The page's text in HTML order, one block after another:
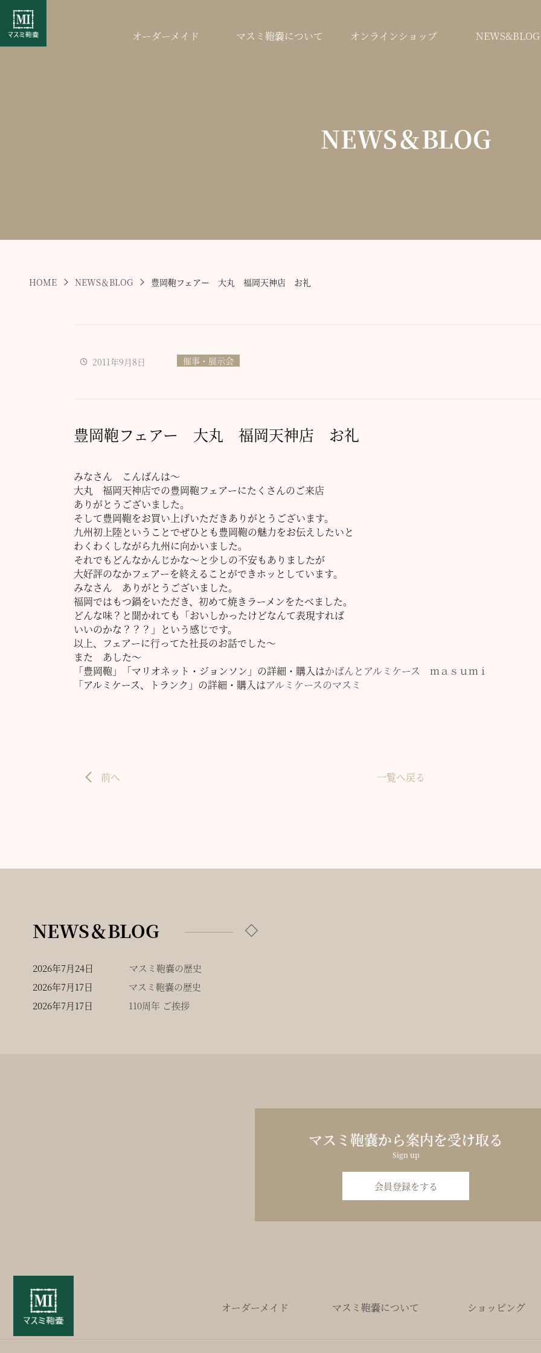
オーダーメイド マスミ鞄嚢について オンラインショップ NEWS&BLOG
NEWS＆BLOG
HOME NEWS＆BLOG 豊岡鞄フェアー 大丸 福岡天神店 お礼
2011年9月8日 催事・展示会
豊岡鞄フェアー 大丸 福岡天神店 お礼
みなさん こんばんは～
大丸 福岡天神店での豊岡鞄フェアーにたくさんのご来店
ありがとうございました。
そして豊岡鞄をお買い上げいただきありがとうございます。
九州初上陸ということでぜひとも豊岡鞄の魅力をお伝えしたいと
わくわくしながら九州に向かいました。
それでもどんなかんじかな～と少しの不安もありましたが
大好評のなかフェアーを終えることができホッとしています。
みなさん ありがとうございました。
福岡ではもつ鍋をいただき、初めて焼きラーメンをたべました。
どんな味？と聞かれても「おいしかったけどなんて表現すれば
いいのかな？？？」という感じです。
以上、フェアーに行ってた社長のお話でした～
また あした～
「豊岡鞄」「マリオネット・ジョンソン」の詳細・購入はかばんとアルミケース ｍａｓｕｍｉ
「アルミケース、トランク」の詳細・購入はアルミケースのマスミ
前へ 一覧へ戻る
NEWS＆BLOG
2026年7月24日
マスミ鞄嚢の歴史
2026年7月17日
マスミ鞄嚢の歴史
2026年7月17日
110周年 ご挨拶
マスミ鞄嚢から案内を受け取る
Sign up
会員登録をする
オーダーメイド マスミ鞄嚢について ショッピング